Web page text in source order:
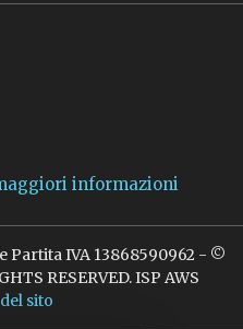
informazioni
Partita IVA 13868590962 - ©
RESERVED. ISP AWS
sito